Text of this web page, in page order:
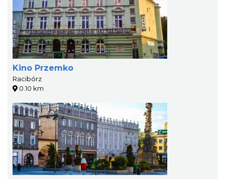
Kino Przemko
Racibórz
0.10 km